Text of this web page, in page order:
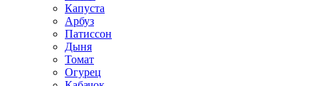
Капуста
Арбуз
Патиссон
Дыня
Томат
Огурец